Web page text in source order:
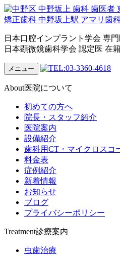
日本口腔インプラント学会 専
日本顕微鏡歯科学会 認定医 在
メニュー
About医院について
初めての方へ
院長・スタッフ紹介
医院案内
設備紹介
歯科用CT・マイクロスコ
料金表
症例紹介
新着情報
お知らせ
ブログ
プライバシーポリシー
Treatment診療案内
虫歯治療